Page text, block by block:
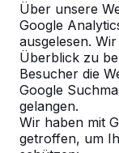
Über unsere
Google
ausgelesen.
Überblick zu
Besucher die
Google
gelangen.
Wir haben mit
getroffen, um
Bänke
Welche